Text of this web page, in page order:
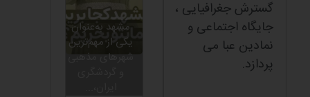
گسترش جغرافیایی ،
جایگاه اجتماعی و
نمادین عبا می
پردازد.
مشهد به‌عنوان
یکی از مهم‌ترین
شهرهای مذهبی